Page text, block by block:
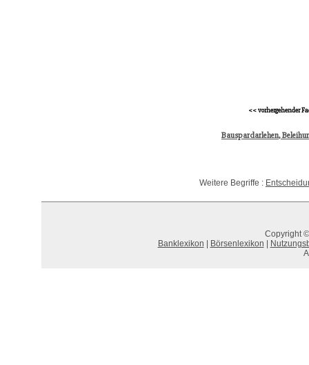
<< vorhergehender
Bauspardarlehen,
Weitere Begriffe :
Copyright
Banklexikon
Börsenlexikon